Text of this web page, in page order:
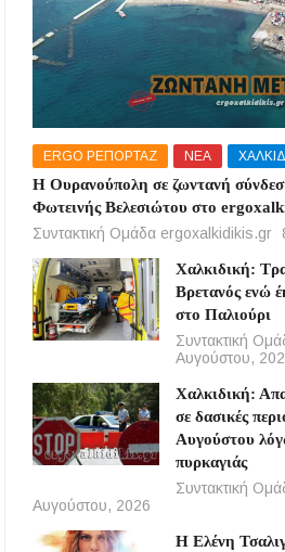
ERGO ΡΕΠΟΡΤΑΖ ΝΕΑ
Η Ουρανούπολη σε ζωντανή
Φωτεινής Βελεσιώτου στο
Συντακτική Ομάδα ergoxalkidikis.gr
Χαλκιδική:
Βρετανός ενώ
στο Παλιούρι
Συντακτική
Αυγούστου,
Χαλκιδική:
σε δασικές
Αυγούστου
πυρκαγιάς
Συντακτική
Αυγούστου, 2026
Η Ελένη